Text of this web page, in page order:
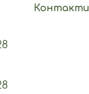
Контакти